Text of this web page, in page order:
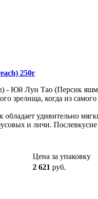
250г
- Юй Лун Тао (Персик
зрелища, когда из
удивительно
и личи. Послевкусие
Цена за упаковку
2 621 руб.